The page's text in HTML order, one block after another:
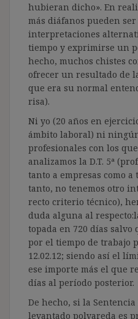
hubieran dicho». En
más diáfanos pueden ser
interpretaciones
tiempo y exprimirse un
hecho, muchos chistes
ofrecer un resultado de
que era su normal
risa).
Ni yo (20 años en
ámbito laboral) ni
profesionales con los
analizamos la D.T. 5ª
tanto a empresas como
tanto, no tenemos otro
recto criterio técnico),
duda alguna al
topada en 720 días
por el tiempo de trabajo
12.02.12; siendo así el
ese importe más el que
días al período posterior.
De hecho, si la
levantado polvareda es